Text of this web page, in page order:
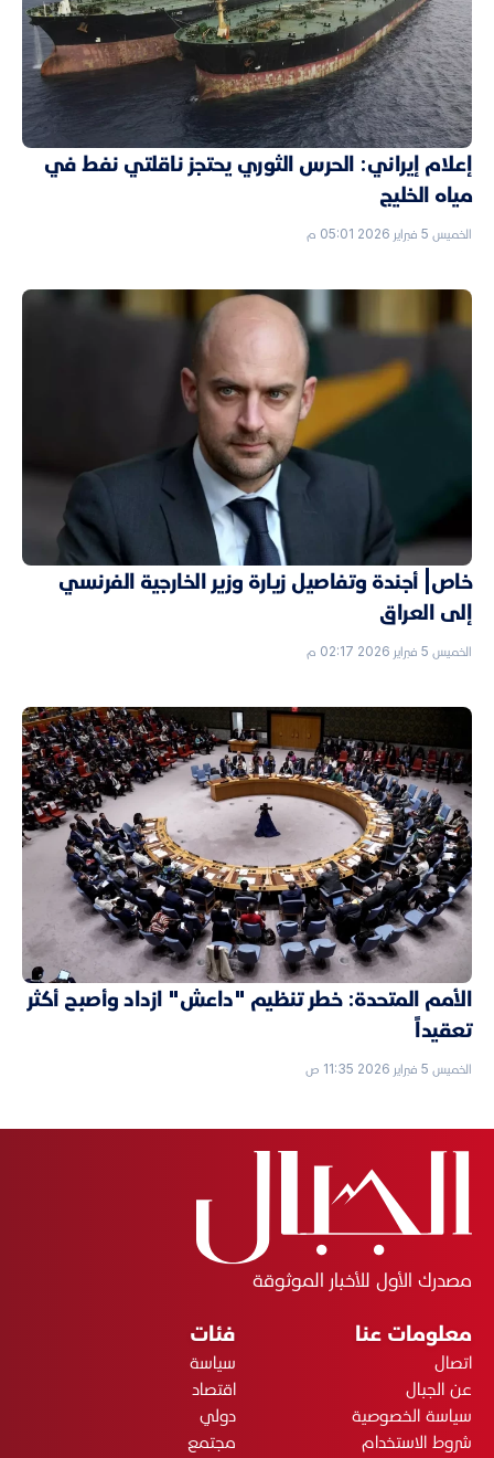
إعلام إيراني: الحرس الثوري يحتجز ناقلتي نفط في
مياه الخليج
الخميس 5 فبراير 2026 05:01 م
خاص| أجندة وتفاصيل زيارة وزير الخارجية الفرنسي
إلى العراق
الخميس 5 فبراير 2026 02:17 م
الأمم المتحدة: خطر تنظيم "داعش" ازداد وأصبح أكثر
تعقيداً
الخميس 5 فبراير 2026 11:35 ص
مصدرك الأول للأخبار الموثوقة
معلومات عنا
اتصال
عن الجبال
سياسة الخصوصية
شروط الاستخدام
فئات
سياسة
اقتصاد
دولي
مجتمع